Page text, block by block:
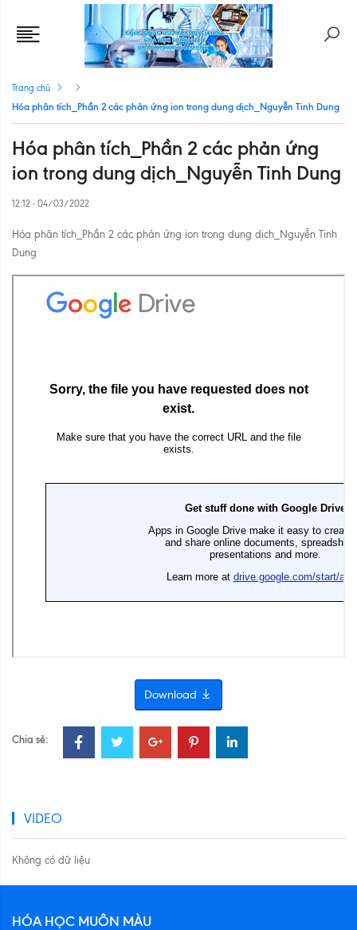
Trang chủ
Hóa phân tích_Phần 2 các phản ứng ion trong dung dịch_Nguyễn Tinh Dung
Hóa phân tích_Phần 2 các phản ứng
ion trong dung dịch_Nguyễn Tinh Dung
12:12 - 04/03/2022
Hóa phân tích_Phần 2 các phản ứng ion trong dung dịch_Nguyễn Tinh
Dung
Download
Chia sẻ:
VIDEO
Không có dữ liệu
HÓA HỌC MUÔN MÀU